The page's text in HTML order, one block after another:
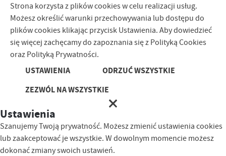
Strona korzysta z plików cookies w celu realizacji usług.
Możesz określić warunki przechowywania lub dostępu do
plików cookies klikając przycisk Ustawienia. Aby dowiedzieć
się więcej zachęcamy do zapoznania się z Polityką Cookies
oraz Polityką Prywatności.
USTAWIENIA
ODRZUĆ WSZYSTKIE
ZEZWÓL NA WSZYSTKIE
Ustawienia
Szanujemy Twoją prywatność. Możesz zmienić ustawienia cookies
lub zaakceptować je wszystkie. W dowolnym momencie możesz
dokonać zmiany swoich ustawień.